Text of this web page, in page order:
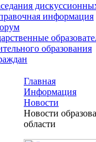
информация
образования
Главная
Информация
Новости
Новости
области